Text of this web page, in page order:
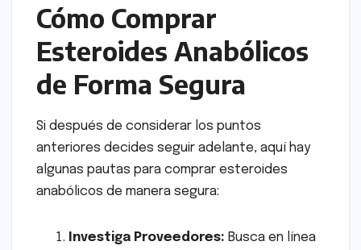
Cómo Comprar
Esteroides Anabólicos
de Forma Segura
Si después de considerar los puntos
anteriores decides seguir adelante, aquí hay
algunas pautas para comprar esteroides
anabólicos de manera segura:
Investiga Proveedores: Busca en línea